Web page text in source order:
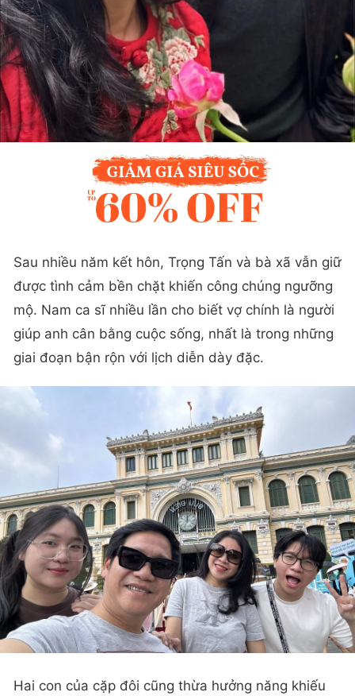
Sau nhiều năm kết hôn, Trọng Tấn và bà xã vẫn giữ
được tình cảm bền chặt khiến công chúng ngưỡng
mộ. Nam ca sĩ nhiều lần cho biết vợ chính là người
giúp anh cân bằng cuộc sống, nhất là trong những
giai đoạn bận rộn với lịch diễn dày đặc.
Hai con của cặp đôi cũng thừa hưởng năng khiếu